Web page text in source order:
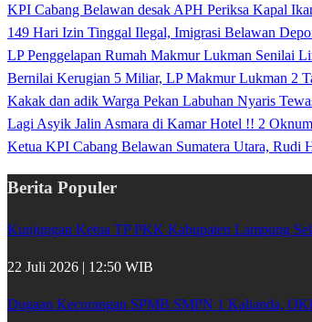
KPI Cabang Belawan desak APH Periksa Kapal
149 Hari Izin Tinggal Ilegal, Imigrasi Belawan
LP Penggelapan Rumah Makmur Lukman Senilai
Bernilai Kerugian 5 Miliar, LP Makmur Lukman 2
Kakak dan adik Warga Pekan Labuhan Nyaris
Lagi Asyik Jalin Asmara di Kamar Hotel !! 2
Ketua KPI Cabang Belawan Sumatera Utara,
Berita Populer
Kunjungan Ketua TP PKK Kabupaten Lampung
22 Juli 2026 | 12:50 WIB
Dugaan Kecurangan SPMB SMPN 1 Kalianda,